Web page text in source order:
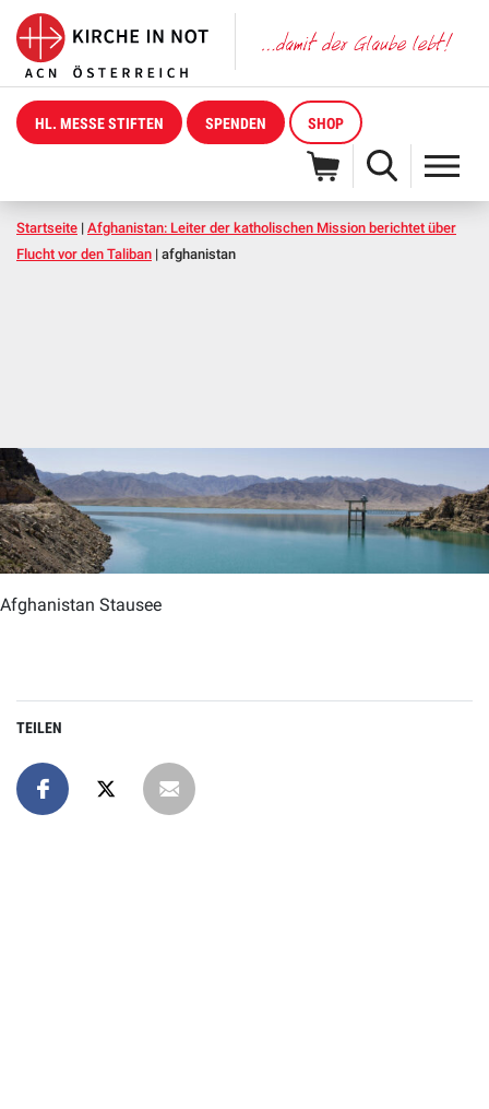
HL. MESSE STIFTEN SPENDEN SHOP
Startseite | Afghanistan: Leiter der katholischen Mission berichtet über
Flucht vor den Taliban | afghanistan
Afghanistan Stausee
TEILEN